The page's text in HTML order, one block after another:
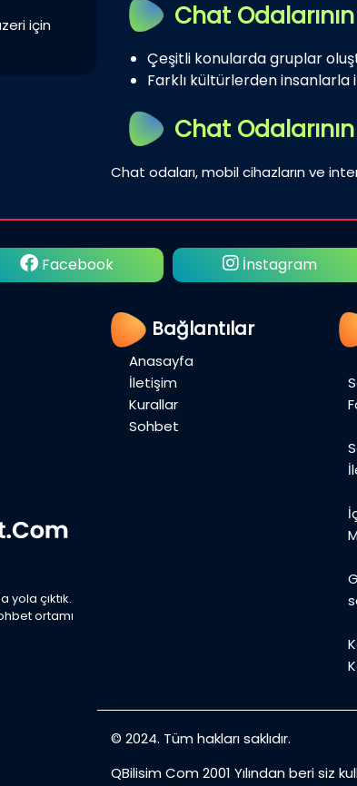
için
Chat
Çeşitli konularda gruplar
Farklı kültürlerden insanlarla
Chat
Chat odaları, mobil cihazların ve
Facebook İnstagram
çıktık.
ortamı
Bağlantılar
Anasayfa
İletişim
Kurallar
Sohbet
© 2024. Tüm hakları saklıdır.
QBilisim Com 2001 Yılından beri siz